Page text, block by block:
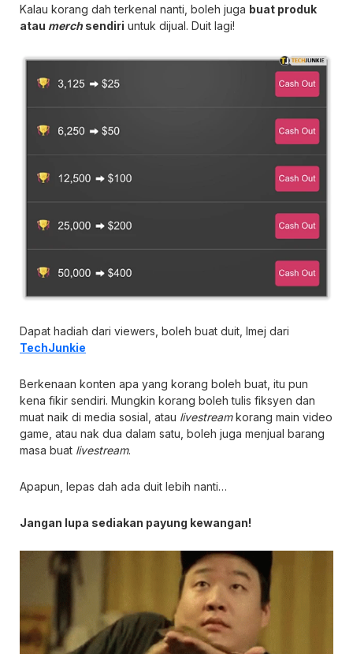
Kalau korang dah terkenal nanti, boleh juga buat produk
atau merchsendiri untuk dijual. Duit lagi!
Dapat hadiah dari viewers, boleh buat duit, Imej dari
TechJunkie
Berkenaan konten apa yang korang boleh buat, itu pun
kena fikir sendiri. Mungkin korang boleh tulis fiksyen dan
muat naik di media sosial, atau livestreamkorang main video
game, atau nak dua dalam satu, boleh juga menjual barang
masa buat livestream.
Apapun, lepas dah ada duit lebih nanti…
Jangan lupa sediakan payung kewangan!